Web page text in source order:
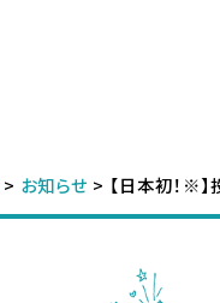
> お知らせ > 【日本初！※